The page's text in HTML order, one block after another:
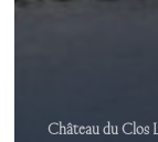
Château du Clos